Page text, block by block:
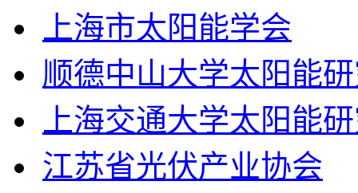
上海市太阳能学会
顺德中山大学太阳能
上海交通大学太阳能
江苏省光伏产业协会